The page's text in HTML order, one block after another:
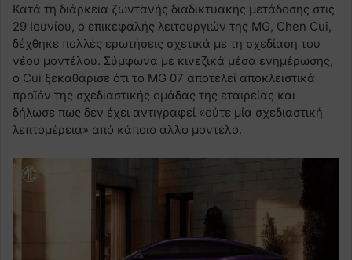
Κατά τη διάρκεια ζωντανής διαδικτυακής μετάδοσης στις
29 Ιουνίου, ο επικεφαλής λειτουργιών της MG, Chen Cui,
δέχθηκε πολλές ερωτήσεις σχετικά με τη σχεδίαση του
νέου μοντέλου. Σύμφωνα με κινεζικά μέσα ενημέρωσης,
ο Cui ξεκαθάρισε ότι το MG 07 αποτελεί αποκλειστικά
προϊόν της σχεδιαστικής ομάδας της εταιρείας και
δήλωσε πως δεν έχει αντιγραφεί «ούτε μία σχεδιαστική
λεπτομέρεια» από κάποιο άλλο μοντέλο.